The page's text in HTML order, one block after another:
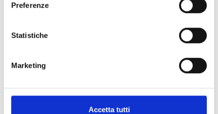
Preferenze
Statistiche
Marketing
Accetta tutti
Sacrae Scenae – Ardesio Film